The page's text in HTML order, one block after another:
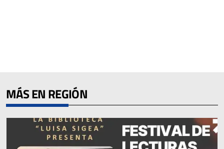
MÁS EN REGIÓN